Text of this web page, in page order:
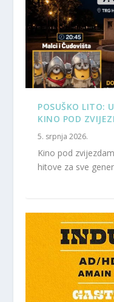
POSUŠKO LITO:
KINO POD
5. srpnja 2026.
Kino pod
hitove za sve